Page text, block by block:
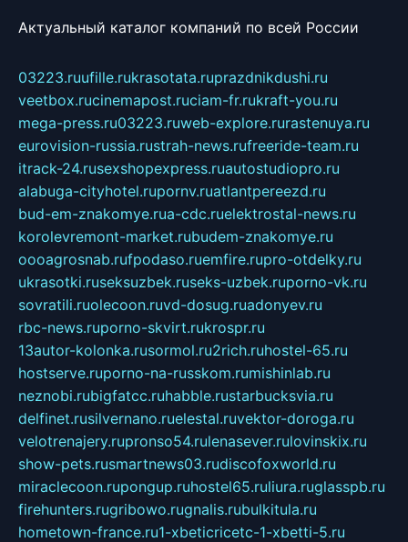
Актуальный каталог компаний по всей России
03223.ruufille.rukrasotata.ruprazdnikdushi.ru
veetbox.rucinemapost.ruciam-fr.rukraft-you.ru
mega-press.ru03223.ruweb-explore.rurastenuya.ru
eurovision-russia.rustrah-news.rufreeride-team.ru
itrack-24.rusexshopexpress.ruautostudiopro.ru
alabuga-cityhotel.rupornv.ruatlantpereezd.ru
bud-em-znakomye.rua-cdc.ruelektrostal-news.ru
korolevremont-market.rubudem-znakomye.ru
oooagrosnab.rufpodaso.ruemfire.rupro-otdelky.ru
ukrasotki.ruseksuzbek.ruseks-uzbek.ruporno-vk.ru
sovratili.ruolecoon.ruvd-dosug.ruadonyev.ru
rbc-news.ruporno-skvirt.rukrospr.ru
13autor-kolonka.rusormol.ru2rich.ruhostel-65.ru
hostserve.ruporno-na-russkom.rumishinlab.ru
neznobi.rubigfatcc.ruhabble.rustarbucksvia.ru
delfinet.rusilvernano.ruelestal.ruvektor-doroga.ru
velotrenajery.rupronso54.rulenasever.rulovinskix.ru
show-pets.rusmartnews03.rudiscofoxworld.ru
miraclecoon.rupongup.ruhostel65.ruliura.ruglasspb.ru
firehunters.rugribowo.rugnalis.rubulkitula.ru
hometown-france.ru1-xbeticricetc-1-xbetti-5.ru